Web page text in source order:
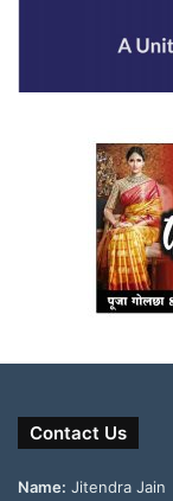
Contact Us
Name: Jitendra Jain